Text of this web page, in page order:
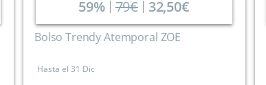
59% 79€ 32,50€
Bolso Trendy Atemporal ZOE
Hasta el 31 Dic